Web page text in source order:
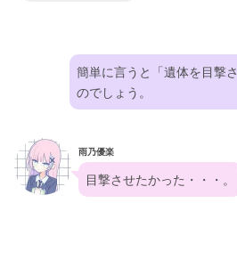
簡単に言うと「遺体を目撃
のでしょう。
雨乃優楽
目撃させたかった・・・。